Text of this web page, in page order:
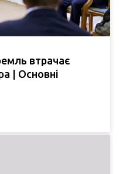
втрачає
| Основні